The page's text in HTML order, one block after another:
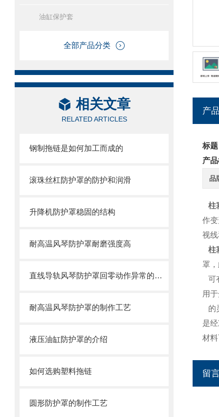
油缸保护套
全部产品分类
相关文章
RELATED ARTICLES
钢制拖链是如何加工而成的
滚珠丝杠防护罩的防护和润滑
升降机防护罩稳固的结构
耐高温风琴防护罩耐磨强度高
直线导轨风琴防护罩回零动作异常的原因及解决方法
耐高温风琴防护罩的制作工艺
液压油缸防护罩的介绍
如何选购塑料拖链
圆形防护罩的制作工艺
产
标
产
品
柱
作
视
柱
罩
可
用
的
是
材
留